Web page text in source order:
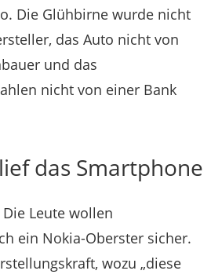
Die Glühbirne wurde nicht
das Auto nicht von
und das
nicht von einer Bank
das Smartphone
Leute wollen
ein Nokia-Oberster sicher.
wozu „diese